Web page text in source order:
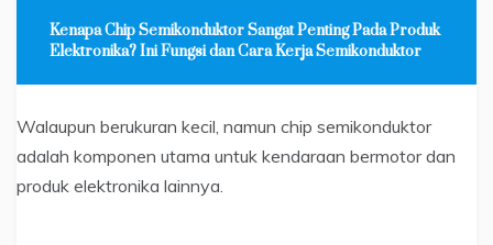
Kenapa Chip Semikonduktor Sangat Penting Pada Produk
Elektronika? Ini Fungsi dan Cara Kerja Semikonduktor
Walaupun berukuran kecil, namun chip semikonduktor
adalah komponen utama untuk kendaraan bermotor dan
produk elektronika lainnya.